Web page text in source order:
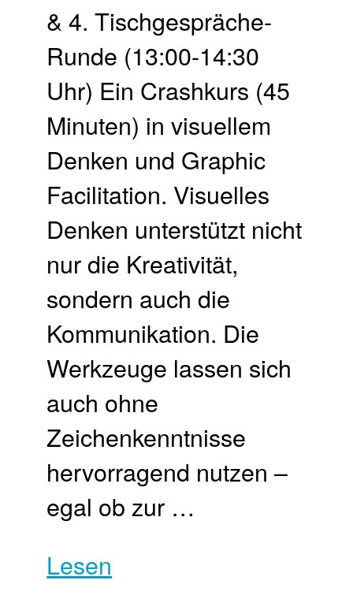
& 4. Tischgespräche-
Runde (13:00-14:30
Uhr) Ein Crashkurs (45
Minuten) in visuellem
Denken und Graphic
Facilitation. Visuelles
Denken unterstützt nicht
nur die Kreativität,
sondern auch die
Kommunikation. Die
Werkzeuge lassen sich
auch ohne
Zeichenkenntnisse
hervorragend nutzen –
egal ob zur …
Lesen